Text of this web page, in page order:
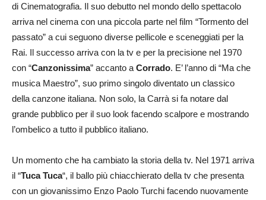
di Cinematografia. Il suo debutto nel mondo dello spettacolo
arriva nel cinema con una piccola parte nel film “Tormento del
passato” a cui seguono diverse pellicole e sceneggiati per la
Rai. Il successo arriva con la tv e per la precisione nel 1970
con “Canzonissima” accanto a Corrado. E’ l’anno di “Ma che
musica Maestro”, suo primo singolo diventato un classico
della canzone italiana. Non solo, la Carrà si fa notare dal
grande pubblico per il suo look facendo scalpore e mostrando
l’ombelico a tutto il pubblico italiano.
Un momento che ha cambiato la storia della tv. Nel 1971 arriva
il “Tuca Tuca“, il ballo più chiacchierato della tv che presenta
con un giovanissimo Enzo Paolo Turchi facendo nuovamente